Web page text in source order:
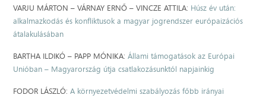
VARJU MÁRTON – VÁRNAY ERNŐ – VINCZE ATTILA: Húsz év után:
alkalmazkodás és konfliktusok a magyar jogrendszer európaizációs
átalakulásában
BARTHA ILDIKÓ – PAPP MÓNIKA:Állami támogatások az Európai
Unióban – Magyarország útja csatlakozásunktól napjainkig
FODOR LÁSZLÓ:A környezetvédelmi szabályozás főbb irányai